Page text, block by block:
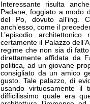
Interessante risulta
Padane, foggiato a modo
del Po, dovuto all’ing.
anch’esso, come il
L’episodio
certamente il Palazzo
regime che non sia di
direttamente affidata da
politica, ad un giovane
consigliato da un amico
gusto. Tale palazzo, di
usando virtuosamente il
difficilissimo quale era